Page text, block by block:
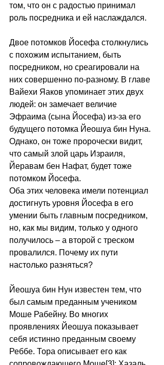
том, что он с радостью принимал
роль посредника и ей наслаждался.
Двое потомков Йосефа столкнулись
с похожим испытанием, быть
посредником, но среагировали на
них совершенно по-разному. В главе
Вайехи Яаков упоминает этих двух
людей: он замечает величие
Эфраима (сына Йосефа) из-за его
будущего потомка Йеошуа бин Нуна.
Однако, он тоже пророчески видит,
что самый злой царь Израиля,
Йеравам бен Нафат, будет тоже
потомком Йосефа.
Оба этих человека имели потенциал
достигнуть уровня Йосефа в его
умении быть главным посредником,
но, как мы видим, только у одного
получилось – а второй с треском
провалился. Почему их пути
настолько разняться?
Йеошуа бин Нун известен тем, что
был самым преданным учеником
Моше Рабейну. Во многих
проявлениях Йеошуа показывает
себя истинно преданным своему
Реббе. Тора описывает его как